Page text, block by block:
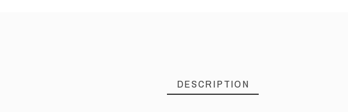
DESCRIPTION